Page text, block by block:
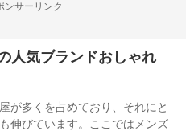
ンサーリンク
人気ブランドおしゃれ
が多くを占めており、それにと
伸びています。ここではメンズ